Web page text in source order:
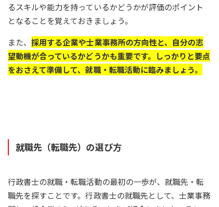
るスキルや能力を持っているかどうかが評価のポイント
となることを覚えておきましょう。
また、採用する企業や士業事務所の方向性と、自分の志
望動機が合っているかどうかも重要です。しっかりと要点
をおさえて準備して、就職・転職活動に臨みましょう。
就職先（転職先）の選び方
行政書士の就職・転職活動の最初の一歩が、就職先・転
職先を探すことです。行政書士の就職先として、士業事務